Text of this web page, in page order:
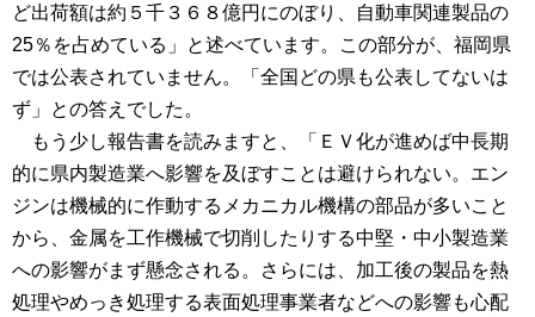
ど出荷額は約５千３６８億円にのぼり、自動車関連製品の
25％を占めている」と述べています。この部分が、福岡県
では公表されていません。「全国どの県も公表してないは
ず」との答えでした。
もう少し報告書を読みますと、「ＥＶ化が進めば中長期
的に県内製造業へ影響を及ぼすことは避けられない。エン
ジンは機械的に作動するメカニカル機構の部品が多いこと
から、金属を工作機械で切削したりする中堅・中小製造業
への影響がまず懸念される。さらには、加工後の製品を熱
処理やめっき処理する表面処理事業者などへの影響も心配